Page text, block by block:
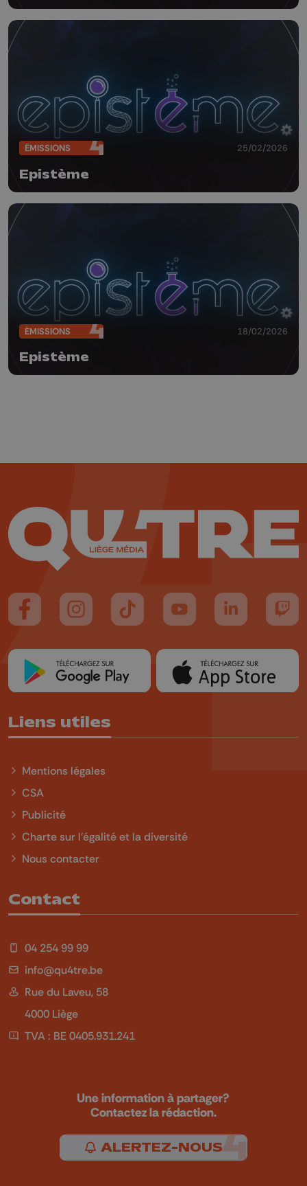
ÉMISSIONS 25/02/2026
Epistème
ÉMISSIONS 18/02/2026
Epistème
Suivez-nous sur FaceBook
Suivez-nous sur Instagram
Suivez-nous sur TikTok
Suivez-nous sur YouTube
Suivez-nous
Liens utiles
Mentions légales
CSA
Publicité
Charte sur l'égalité et la diversité
Nous contacter
Contact
04 254 99 99
info@qu4tre.be
Rue du Laveu, 58
4000 Liège
TVA : BE 0405.931.241
Une information à partager?
Contactez la rédaction.
ALERTEZ-NOUS